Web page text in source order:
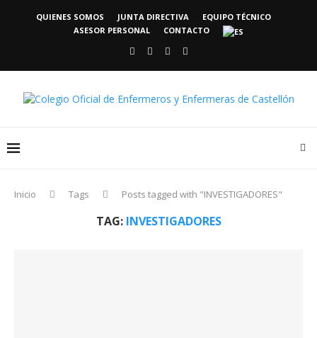
QUIENES SOMOS JUNTA DIRECTIVA
EQUIPO TÉCNICO
ASESOR PERSONAL
CONTACTO
Inicio Tags Posts tagged with "INVESTIGADORES"
TAG: INVESTIGADORES